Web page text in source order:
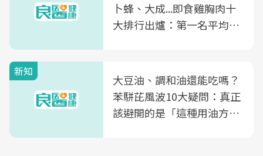
卜蜂、大成...即食雞胸肉十
大排行出爐：第一名平均一
新知
大豆油、調和油還能吃嗎？
苯駢芘風波10大疑問：真正
該避開的是「這種用油方